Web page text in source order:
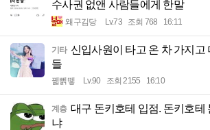
수사권 없앤 사람들에게 한말
왜구김당 Lv.73 조회 768 16:11
기타 신입사원이 타고 온 차 가지고
들
꿻뻵뗗 Lv.90 조회 2155 16:10
계층 대구 돈키호테 입점. 돈키호테
냐